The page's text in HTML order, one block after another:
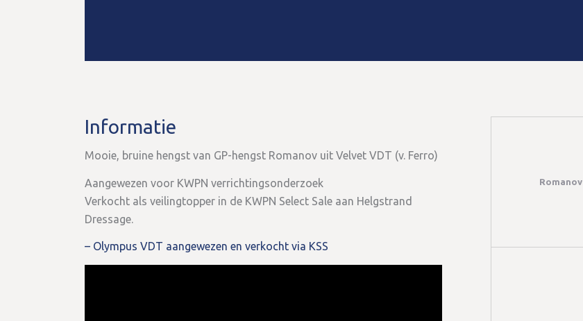
Informatie
Mooie, bruine hengst van GP-hengst Romanov uit Velvet VDT (v. Ferro)
Aangewezen voor KWPN verrichtingsonderzoek
Verkocht als veilingtopper in de KWPN Select Sale aan Helgstrand
Dressage.
– Olympus VDT aangewezen en verkocht via KSS
Romanov